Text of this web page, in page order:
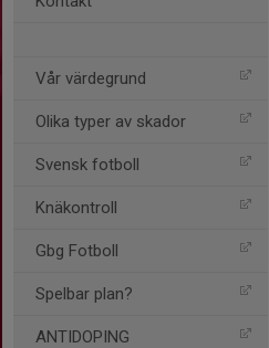
Vår värdegrund
Olika typer av skador
Svensk fotboll
Knäkontroll
Gbg Fotboll
Spelbar plan?
ANTIDOPING